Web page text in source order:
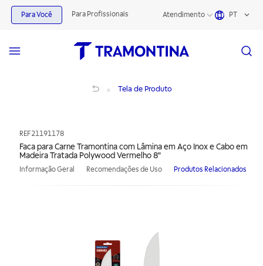
Para Você Para Profissionais Atendimento PT
Tela de Produto
REF21191178
Faca para Carne Tramontina com Lâmina em Aço Inox e Cabo em
Madeira Tratada Polywood Vermelho 8"
Informação Geral Recomendações de Uso Produtos Relacionados